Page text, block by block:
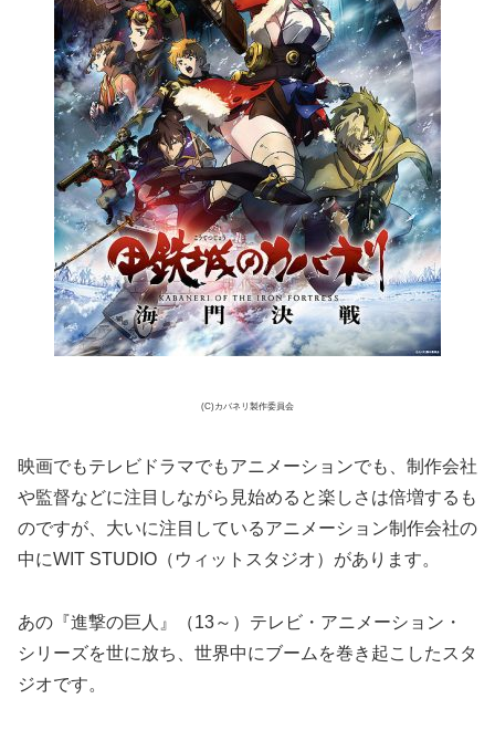
(C)カバネリ製作委員会
映画でもテレビドラマでもアニメーションでも、制作会社
や監督などに注目しながら見始めると楽しさは倍増するも
のですが、大いに注目しているアニメーション制作会社の
中にWIT STUDIO（ウィットスタジオ）があります。
あの『進撃の巨人』（13～）テレビ・アニメーション・
シリーズを世に放ち、世界中にブームを巻き起こしたスタ
ジオです。